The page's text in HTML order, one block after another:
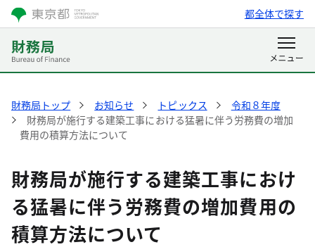
都全体で探す
財務局トップ お知らせ トピックス
令和８年度
財務局が施行する建築工事における猛暑に伴う労務費の増加
費用の積算方法について
財務局が施行する建築工事におけ
る猛暑に伴う労務費の増加費用の
積算方法について